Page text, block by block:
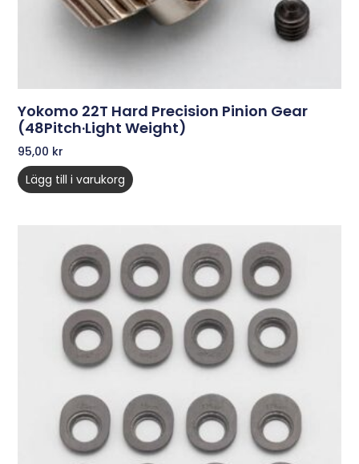
Yokomo 22T Hard Precision Pinion Gear
(48Pitch·Light Weight)
95,00 kr
Lägg till i varukorg